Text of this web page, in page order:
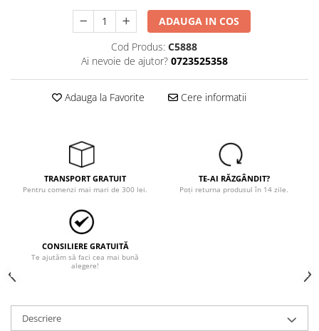
Mănuși protecție
Hidrofoare
Motopompe
Pompe submersibile
Protecția capului
Protecția ochilor
Protecția respirației
Protecția urechilor
Capsatoare , multifuncionale si
pistoale silicon
ADAUGA IN COS
Cod Produs: C5888
Ai nevoie de ajutor? 0723525358
Adauga la Favorite Cere informatii
TRANSPORT GRATUIT
Pentru comenzi mai mari de 300 lei.
TE-AI RĂZGÂNDIT?
Poți returna produsul în 14 zile.
CONSILIERE GRATUITĂ
Te ajutăm să faci cea mai bună
alegere!
Descriere